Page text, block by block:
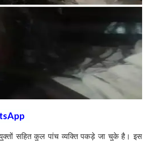
सहित कुल पांच व्यक्ति पकड़े जा चुके है। इस